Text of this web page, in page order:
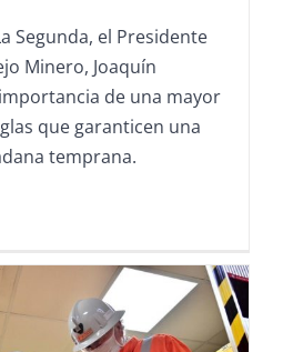
Segunda, el Presidente
Minero, Joaquín
de una mayor
que garanticen una
temprana.